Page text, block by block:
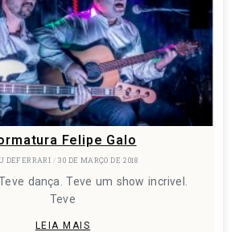
Felipe Galo
DEFERRARI 30 DE MARÇO DE 2018
dança. Teve um show incrivel.
Teve
LEIA MAIS